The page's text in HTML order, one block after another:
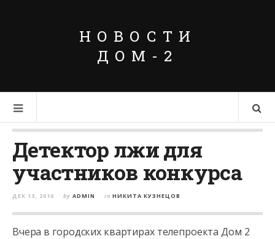
НОВОСТИ
ДОМ-2
Детектор лжи для
участников конкурса
ДЕК 13, 2016 by ADMIN in НИКИТА КУЗНЕЦОВ
Вчера в городских квартирах телепроекта Дом 2